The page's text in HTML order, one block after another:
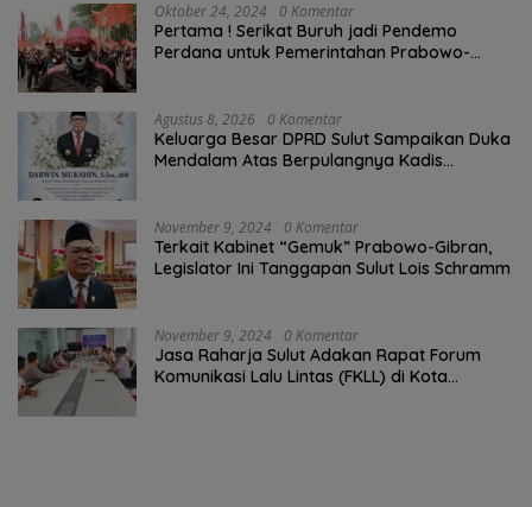
Oktober 24, 2024 0 Komentar
Pertama ! Serikat Buruh jadi Pendemo
Perdana untuk Pemerintahan Prabowo-
Agustus 8, 2026 0 Komentar
Keluarga Besar DPRD Sulut Sampaikan Duka
Mendalam Atas Berpulangnya Kadis
November 9, 2024 0 Komentar
Terkait Kabinet “Gemuk” Prabowo-Gibran,
Legislator Ini Tanggapan Sulut Lois Schramm
November 9, 2024 0 Komentar
Jasa Raharja Sulut Adakan Rapat Forum
Komunikasi Lalu Lintas (FKLL) di Kota